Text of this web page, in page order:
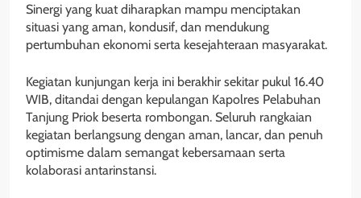
Sinergi yang kuat diharapkan mampu menciptakan
situasi yang aman, kondusif, dan mendukung
pertumbuhan ekonomi serta kesejahteraan masyarakat.
Kegiatan kunjungan kerja ini berakhir sekitar pukul 16.40
WIB, ditandai dengan kepulangan Kapolres Pelabuhan
Tanjung Priok beserta rombongan. Seluruh rangkaian
kegiatan berlangsung dengan aman, lancar, dan penuh
optimisme dalam semangat kebersamaan serta
kolaborasi antarinstansi.